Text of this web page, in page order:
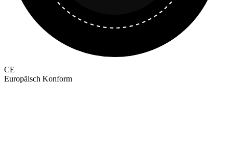
CE
Europäisch Konform